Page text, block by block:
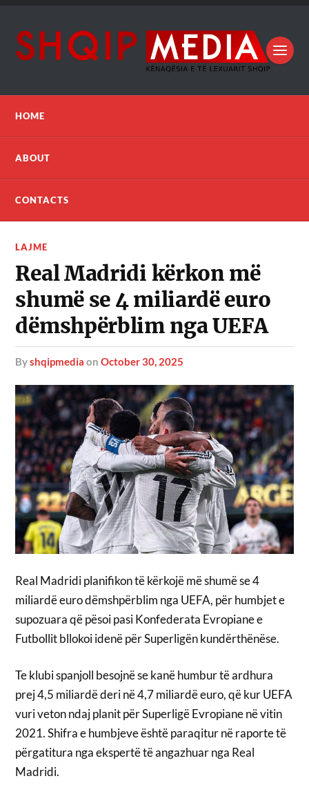
HOME
ABOUT
CONTACTS
LAJME
Real Madridi kërkon më
shumë se 4 miliardë euro
dëmshpërblim nga UEFA
byshqipmedia onOctober 30, 2025
Real Madridi planifikon të kërkojë më shumë se 4
miliardë euro dëmshpërblim nga UEFA, për humbjet e
supozuara që pësoi pasi Konfederata Evropiane e
Futbollit bllokoi idenë për Superligën kundërthënëse.
Te klubi spanjoll besojnë se kanë humbur të ardhura
prej 4,5 miliardë deri në 4,7 miliardë euro, që kur UEFA
vuri veton ndaj planit për Superligë Evropiane në vitin
2021. Shifra e humbjeve është paraqitur në raporte të
përgatitura nga ekspertë të angazhuar nga Real
Madridi.